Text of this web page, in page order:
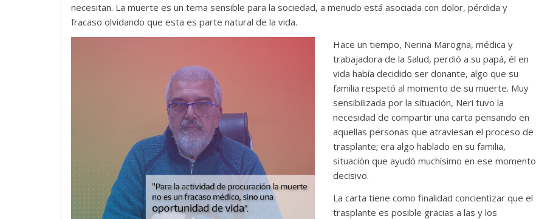
necesitan. La muerte es un tema sensible para la sociedad, a menudo está asociada con dolor, pérdida y
fracaso olvidando que esta es parte natural de la vida.
Hace un tiempo, Nerina Marogna, médica y
trabajadora de la Salud, perdió a su papá, él en
vida había decidido ser donante, algo que su
familia respetó al momento de su muerte. Muy
sensibilizada por la situación, Neri tuvo la
necesidad de compartir una carta pensando en
aquellas personas que atraviesan el proceso de
trasplante; era algo hablado en su familia,
situación que ayudó muchísimo en ese momento
decisivo.
La carta tiene como finalidad concientizar que el
trasplante es posible gracias a las y los